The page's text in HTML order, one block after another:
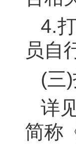
4.
员自
(三
详
简称